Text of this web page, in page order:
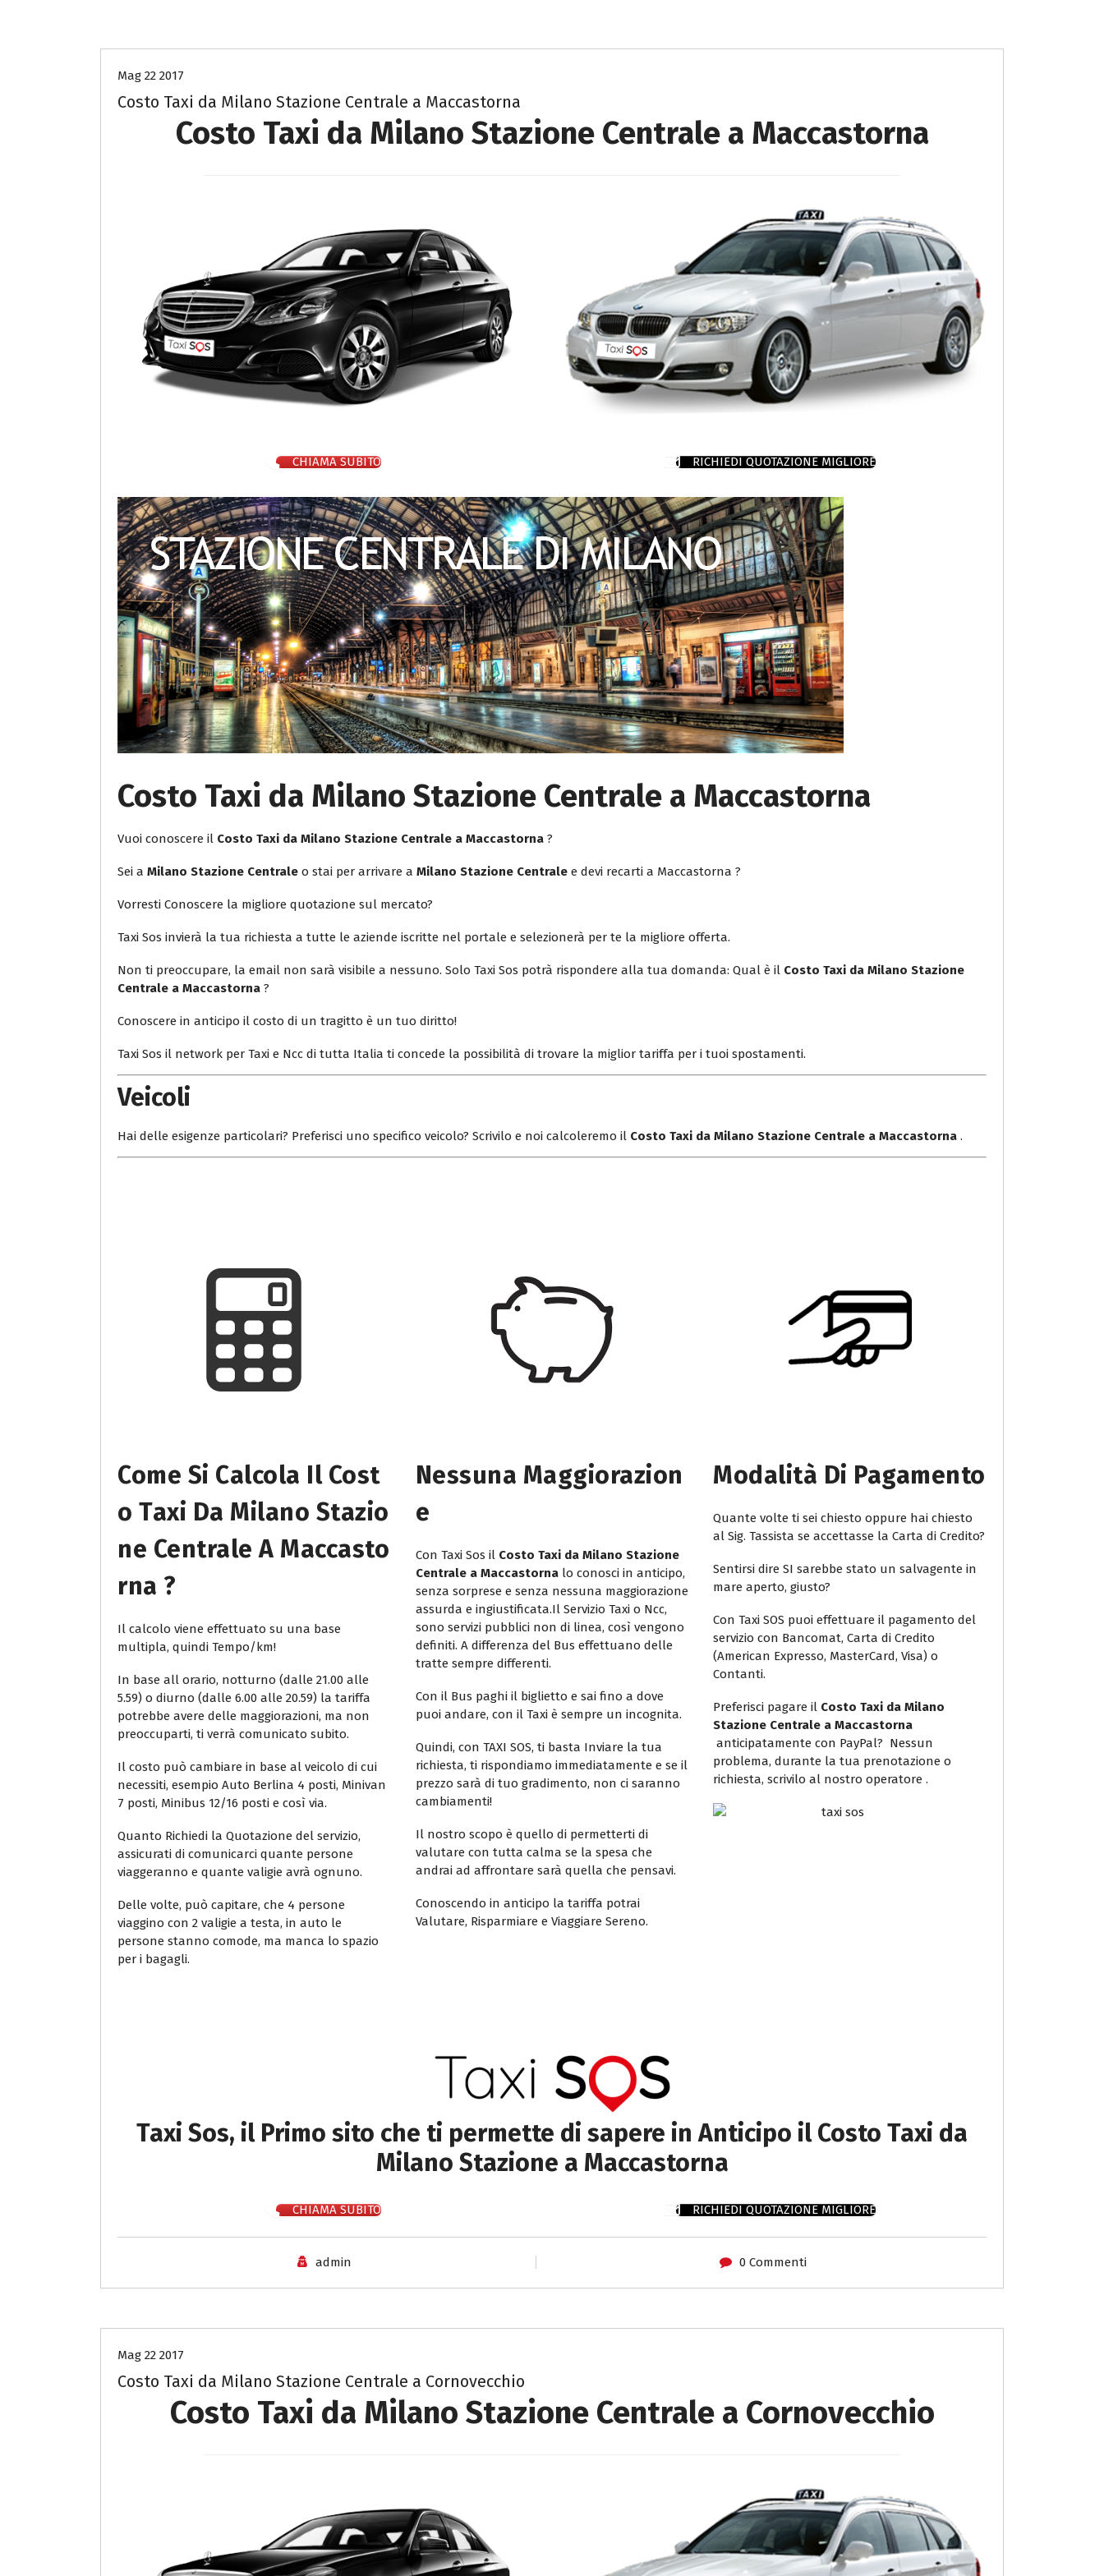
Mag 22 2017
Costo Taxi da Milano Stazione Centrale a Maccastorna
Costo Taxi da Milano Stazione Centrale a Maccastorna
CHIAMA SUBITO RICHIEDI QUOTAZIONE MIGLIORE
Costo Taxi da Milano Stazione Centrale a Maccastorna
Vuoi conoscere il Costo Taxi da Milano Stazione Centrale a Maccastorna ?
Sei a Milano Stazione Centrale o stai per arrivare a Milano Stazione Centrale e devi recarti a Maccastorna ?
Vorresti Conoscere la migliore quotazione sul mercato?
Taxi Sos invierà la tua richiesta a tutte le aziende iscritte nel portale e selezionerà per te la migliore offerta.
Non ti preoccupare, la email non sarà visibile a nessuno. Solo Taxi Sos potrà rispondere alla tua domanda: Qual è il Costo Taxi da Milano Stazione
Centrale a Maccastorna ?
Conoscere in anticipo il costo di un tragitto è un tuo diritto!
Taxi Sos il network per Taxi e Ncc di tutta Italia ti concede la possibilità di trovare la miglior tariffa per i tuoi spostamenti.
Veicoli
Hai delle esigenze particolari? Preferisci uno specifico veicolo? Scrivilo e noi calcoleremo il Costo Taxi da Milano Stazione Centrale a Maccastorna .
Come Si Calcola Il Cost
O Taxi Da Milano Stazio
Ne Centrale A Maccasto
Rna ?
Il calcolo viene effettuato su una base
multipla, quindi Tempo/km!
In base all orario, notturno (dalle 21.00 alle
5.59) o diurno (dalle 6.00 alle 20.59) la tariffa
potrebbe avere delle maggiorazioni, ma non
preoccuparti, ti verrà comunicato subito.
Il costo può cambiare in base al veicolo di cui
necessiti, esempio Auto Berlina 4 posti, Minivan
7 posti, Minibus 12/16 posti e così via.
Quanto Richiedi la Quotazione del servizio,
assicurati di comunicarci quante persone
viaggeranno e quante valigie avrà ognuno.
Delle volte, può capitare, che 4 persone
viaggino con 2 valigie a testa, in auto le
persone stanno comode, ma manca lo spazio
per i bagagli.
Nessuna Maggiorazion
E
Con Taxi Sos il Costo Taxi da Milano Stazione
Centrale a Maccastornalo conosci in anticipo,
senza sorprese e senza nessuna maggiorazione
assurda e ingiustificata.Il Servizio Taxi o Ncc,
sono servizi pubblici non di linea, così vengono
definiti. A differenza del Bus effettuano delle
tratte sempre differenti.
Con il Bus paghi il biglietto e sai fino a dove
puoi andare, con il Taxi è sempre un incognita.
Quindi, con TAXI SOS, ti basta Inviare la tua
richiesta, ti rispondiamo immediatamente e se il
prezzo sarà di tuo gradimento, non ci saranno
cambiamenti!
Il nostro scopo è quello di permetterti di
valutare con tutta calma se la spesa che
andrai ad affrontare sarà quella che pensavi.
Conoscendo in anticipo la tariffa potrai
Valutare, Risparmiare e Viaggiare Sereno.
Modalità Di Pagamento
Quante volte ti sei chiesto oppure hai chiesto
al Sig. Tassista se accettasse la Carta di Credito?
Sentirsi dire SI sarebbe stato un salvagente in
mare aperto, giusto?
Con Taxi SOS puoi effettuare il pagamento del
servizio con Bancomat, Carta di Credito
(American Expresso, MasterCard, Visa) o
Contanti.
Preferisci pagare il Costo Taxi da Milano
Stazione Centrale a Maccastorna
anticipatamente con PayPal? Nessun
problema, durante la tua prenotazione o
richiesta, scrivilo al nostro operatore .
Taxi Sos, il Primo sito che ti permette di sapere in Anticipo il Costo Taxi da
Milano Stazione a Maccastorna
CHIAMA SUBITO RICHIEDI QUOTAZIONE MIGLIORE
admin 0 Commenti
Mag 22 2017
Costo Taxi da Milano Stazione Centrale a Cornovecchio
Costo Taxi da Milano Stazione Centrale a Cornovecchio